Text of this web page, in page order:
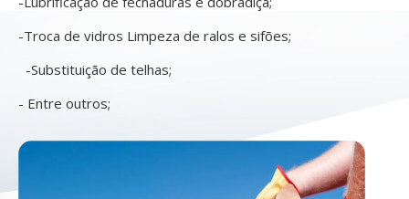
-Troca de vidros Limpeza de ralos e sifões;
-Substituição de telhas;
- Entre outros;